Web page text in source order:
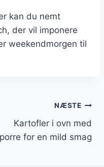
kan du nemt
der vil imponere
weekendmorgen til
NÆSTE
Kartofler i ovn med
porre for en mild smag